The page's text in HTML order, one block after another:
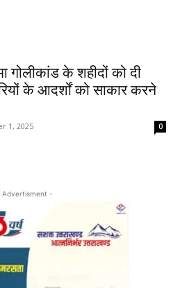
गोलीकांड के शहीदों को दी
के आदर्शों को साकार करने
1, 2025 0
Advertisment -